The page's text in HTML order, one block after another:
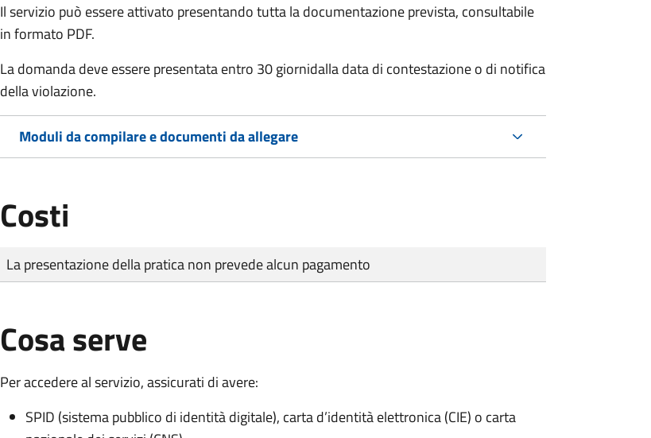
Il servizio può essere attivato presentando tutta la documentazione prevista, consultabile
in formato PDF.
La domanda deve essere presentata entro 30 giornidalla data di contestazione o di notifica
della violazione.
Moduli da compilare e documenti da allegare
Costi
Tipo di pagamento
Importo
La presentazione della pratica non prevede alcun pagamento
Cosa serve
Per accedere al servizio, assicurati di avere:
SPID (sistema pubblico di identità digitale), carta d’identità elettronica (CIE) o carta